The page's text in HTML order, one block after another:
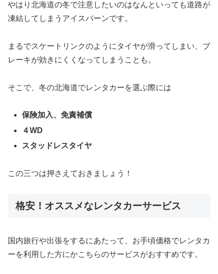
やはり北海道の冬で注意したいのはなんといっても道路が
凍結してしまうアイスバーンです。
まるでスケートリンクのようにタイヤが滑ってしまい、ブ
レーキが効きにくくなってしまうことも。
そこで、冬の北海道でレンタカーを選ぶ際には
保険加入、免責補償
４WD
スタッドレスタイヤ
この三つは押さえておきましょう！
格安！オススメなレンタカーサービス
国内旅行や出張をするにあたって、お手頃価格でレンタカ
ーを利用した方にかこちらのサービスがおすすめです。